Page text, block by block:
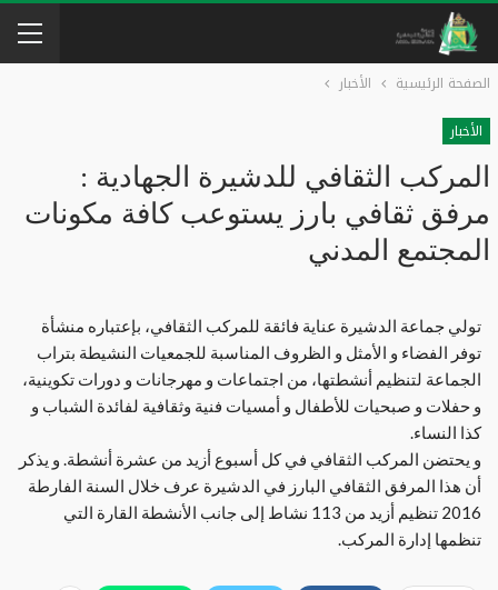
الصفحة الرئيسية
الأخبار
الأخبار
المركب الثقافي للدشيرة الجهادية :
مرفق ثقافي بارز يستوعب كافة مكونات
المجتمع المدني
تولي جماعة الدشيرة عناية فائقة للمركب الثقافي، بإعتباره منشأة
توفر الفضاء و الأمثل و الظروف المناسبة للجمعيات النشيطة بتراب
الجماعة لتنظيم أنشطتها، من اجتماعات و مهرجانات و دورات تكوينية،
و حفلات و صبحيات للأطفال و أمسيات فنية وثقافية لفائدة الشباب و
كذا النساء.
و يحتضن المركب الثقافي في كل أسبوع أزيد من عشرة أنشطة. و يذكر
أن هذا المرفق الثقافي البارز في الدشيرة عرف خلال السنة الفارطة
2016 تنظيم أزيد من 113 نشاط إلى جانب الأنشطة القارة التي
تنظمها إدارة المركب.